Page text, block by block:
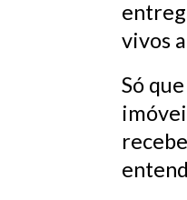
vivos
Só